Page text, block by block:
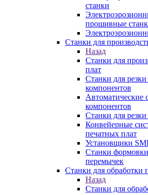
станки
прошивные
Станки для
Назад
Станки для
плат
Станки для
компонентов
Автоматические
компонентов
Станки для
Конвейерные
печатных плат
Установщики
Станки
перемычек
Станки для обработки
Назад
Станки для